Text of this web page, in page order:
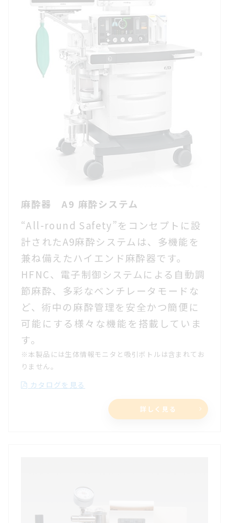
麻酔器 A9 麻酔システム
“All-round Safety”をコンセプトに設
計されたA9麻酔システムは、多機能を
兼ね備えたハイエンド麻酔器です。
HFNC、電子制御システムによる自動調
節麻酔、 多彩なベンチレータモードな
ど、 術中の麻酔管理を安全かつ簡便 に
可能にする様々な機能を搭載していま
す。
※本製品には生体情報モニタと吸引ボトルは含まれてお
りません。
カタログを見る
詳しく見る